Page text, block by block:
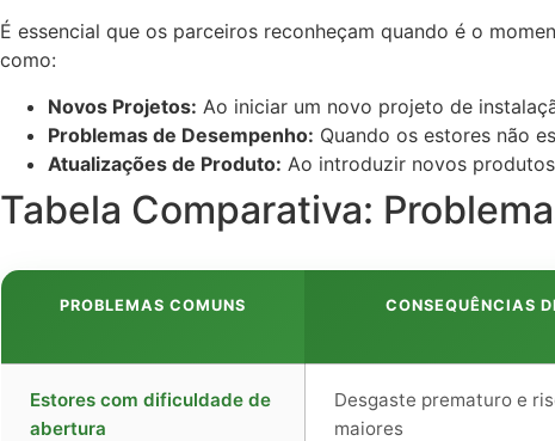
É essencial que os parceiros reconheçam quando é o
como:
Novos Projetos: Ao iniciar um novo projeto de
Problemas de Desempenho: Quando os estores não
Atualizações de Produto: Ao introduzir novos
Tabela Comparativa:
PROBLEMAS COMUNS CONSEQUÊNCIAS
Estores com dificuldade de
abertura
Desgaste prematuro e
maiores